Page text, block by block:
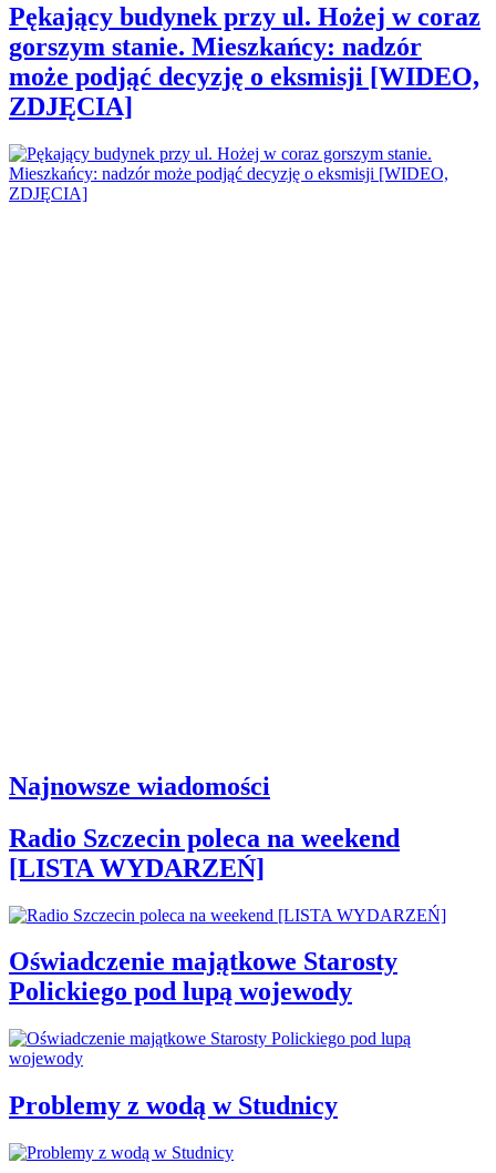
Pękający budynek przy ul. Hożej w coraz
gorszym stanie. Mieszkańcy: nadzór
może podjąć decyzję o eksmisji [WIDEO,
ZDJĘCIA]
Najnowsze wiadomości
Radio Szczecin poleca na weekend
[LISTA WYDARZEŃ]
Oświadczenie majątkowe Starosty
Polickiego pod lupą wojewody
Problemy z wodą w Studnicy